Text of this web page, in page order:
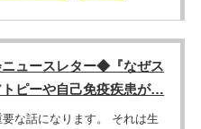
ュースレター◆『なぜス
ピーや自己免疫疾患が…
な話になります。 それは生